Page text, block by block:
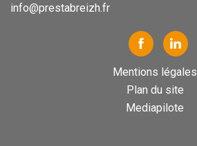
info@prestabreizh.fr
Mentions légales
Plan du site
Mediapilote